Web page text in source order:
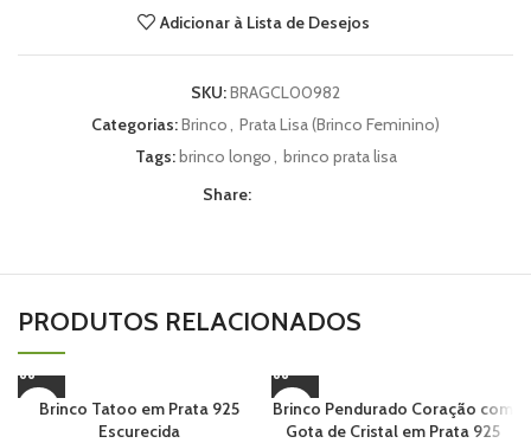
Adicionar à Lista de Desejos
SKU:BRAGCL00982
Categorias:Brinco, Prata Lisa (Brinco Feminino)
Tags:brinco longo, brinco prata lisa
Share:
PRODUTOS RELACIONADOS
Brinco Tatoo em Prata 925
Escurecida
Brinco Pendurado Coração com
Gota de Cristal em Prata 925